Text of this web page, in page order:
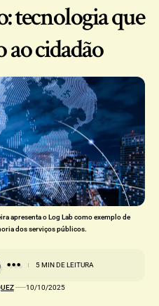
tecnologia que
cidadão
apresenta o Log Lab como exemplo de
dos serviços públicos.
10/10/2025
5 MIN DE LEITURA